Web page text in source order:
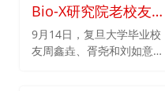
Bio-X研究院老校友
们拜访贺林院士
9月14日，复旦大学毕业校
友周鑫垚、胥尧和刘如意到